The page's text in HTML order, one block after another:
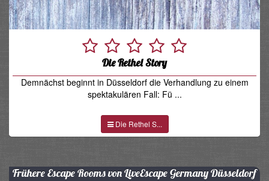
Die Rethel Story
Demnächst beginnt in Düsseldorf die Verhandlung zu einem
spektakulären Fall: Fü ...
Die Rethel S...
Frühere Escape Rooms von LiveEscape Germany Düsseldorf